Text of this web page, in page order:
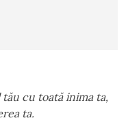
cu toată inima ta,
ta.